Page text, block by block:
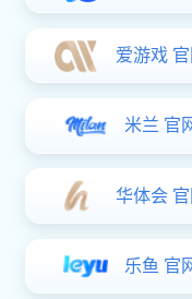
共赴2025航空装备
AI赋能数智试验 聚焦
2025航空装备数智试
中心主办的“2025航空
国绵阳盛大启幕！大
亿万28:更多